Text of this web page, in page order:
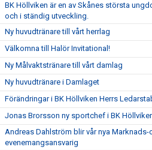
BK Höllviken är en av Skånes största
och i ständig utveckling.
Ny huvudtränare till vårt herrlag
Välkomna till Halör Invitational!
Ny Målvaktstränare till vårt damlag
Ny huvudtränare i Damlaget
Förändringar i BK Höllviken Herrs
Jonas Brorsson ny sportchef i BK
Andreas Dahlström blir vår nya Marknads-
evenemangsansvarig